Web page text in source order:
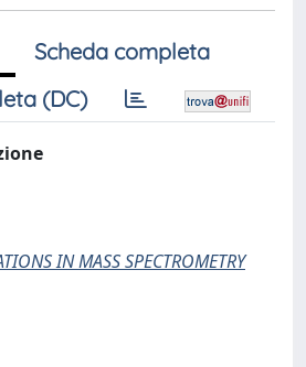
Scheda completa
(DC)
IN MASS SPECTROMETRY